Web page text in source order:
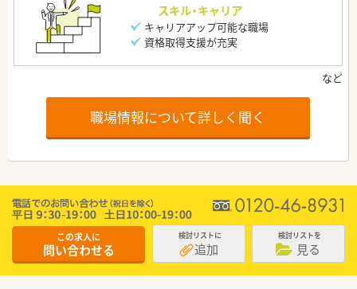
スキル・キャリア
キャリアアップ可能な職場
資格取得支援が充実
職場情報について詳しく聞く
この求人に
問い合わせる
検討リストに
追加
検討リストを
見る